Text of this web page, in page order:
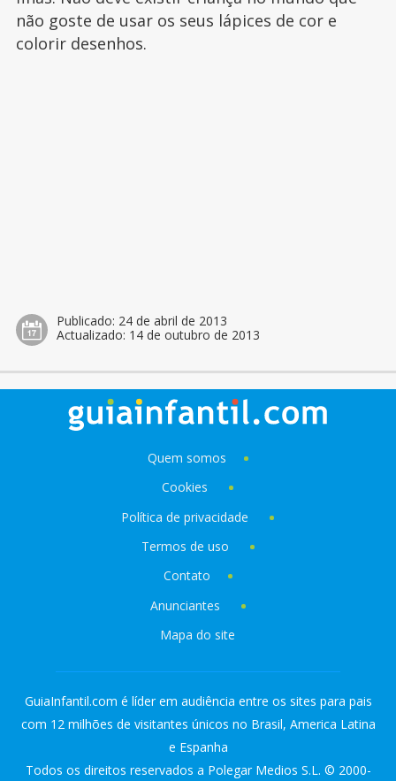
não goste de usar os seus lápices de cor e
colorir desenhos.
Publicado: 24 de abril de 2013
Actualizado: 14 de outubro de 2013
Quem somos
Cookies
Política de privacidade
Termos de uso
Contato
Anunciantes
Mapa do site
GuiaInfantil.com é líder em audiência entre os sites para pais
com 12 milhões de visitantes únicos no Brasil, America Latina
e Espanha
Todos os direitos reservados a Polegar Medios S.L. © 2000-